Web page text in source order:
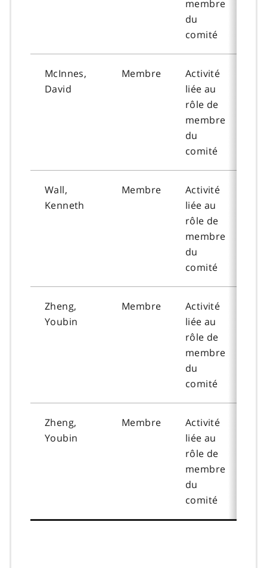
membre
du
comité
McInnes,
David
Membre
Activité
liée au
rôle de
membre
du
comité
Wall,
Kenneth
Membre
Activité
liée au
rôle de
membre
du
comité
Zheng,
Youbin
Membre
Activité
liée au
rôle de
membre
du
comité
Zheng,
Youbin
Membre
Activité
liée au
rôle de
membre
du
comité